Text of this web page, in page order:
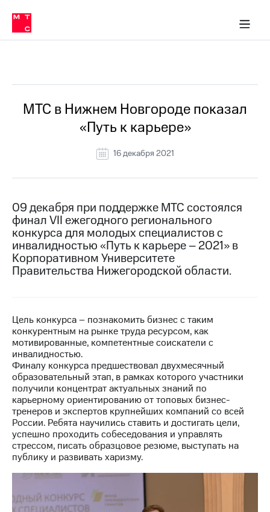
Медиа-центр
и акционерам
Устойчивое развитие
Комплаенс и деловая этика
компании
Карьера
История
компании
Руководство
Контакты
Медиа-центр
Пресс-
релизы
Достижения
Интервью
Финансовая
отчетность
Контакты
Новости
в
регионе
и акционерам
управление
в МТС
Пресс-
релизы
о технологиях
МТС в Нижнем Новгороде показал
«Путь к карьере»
16 декабря 2021
09 декабря при поддержке МТС состоялся
финал VII ежегодного регионального
конкурса для молодых специалистов с
инвалидностью «Путь к карьере – 2021» в
Корпоративном Университете
Правительства Нижегородской области.
Цель конкурса – познакомить бизнес с таким
конкурентным на рынке труда ресурсом, как
мотивированные, компетентные соискатели с
инвалидностью.
Финалу конкурса предшествовал двухмесячный
образовательный этап, в рамках которого участники
получили концентрат актуальных знаний по
карьерному ориентированию от топовых бизнес-
тренеров и экспертов крупнейших компаний со всей
России. Ребята научились ставить и достигать цели,
успешно проходить собеседования и управлять
стрессом, писать образцовое резюме, выступать на
публику и развивать харизму.